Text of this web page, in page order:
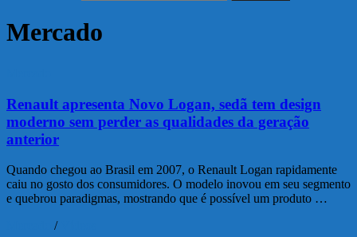
Mercado
Renault apresenta Novo Logan, sedã tem design
moderno sem perder as qualidades da geração
anterior
Quando chegou ao Brasil em 2007, o Renault Logan rapidamente
caiu no gosto dos consumidores. O modelo inovou em seu segmento
e quebrou paradigmas, mostrando que é possível um produto …
/